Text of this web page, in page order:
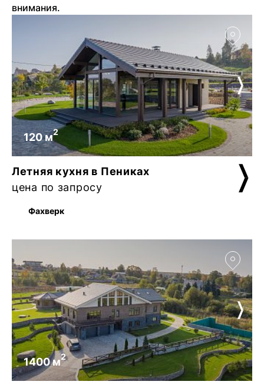
внимания.
120 м2
Летняя кухня в Пениках
цена по запросу
Фахверк
1400 м2